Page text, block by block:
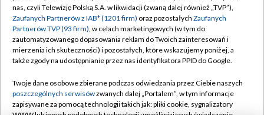
Emisja w TVP
Centrum informacji TVP
Naziemna Telewizja Cyfrowa
Rada Programowa
System NOS
Polityka prywatności
Moje zgody
Pomoc
Kontakt
nas, czyli Telewizję Polską S.A. w likwidacji (zwaną dalej również „TVP”),
Zaufanych Partnerów z IAB* (1201 firm) oraz pozostałych Zaufanych
Partnerów TVP (93 firm), w celach marketingowych (w tym do
zautomatyzowanego dopasowania reklam do Twoich zainteresowań i
mierzenia ich skuteczności) i pozostałych, które wskazujemy poniżej, a
także zgody na udostępnianie przez nas identyfikatora PPID do Google.
Twoje dane osobowe zbierane podczas odwiedzania przez Ciebie naszych
poszczególnych serwisówzwanych dalej „Portalem”, w tym informacje
zapisywane za pomocą technologii takich jak: pliki cookie, sygnalizatory